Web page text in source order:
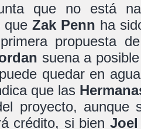
que no está
que Zak Penn ha
propuesta
suena a
quedar en
que las
proyecto, aunque
crédito, si bien